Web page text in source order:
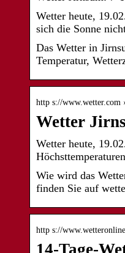
Wetter heute,
sich die Sonne
Das Wetter in
Temperatur,
http s://www.wetter.com
Wetter
Wetter heute,
Wie wird das
finden Sie auf
http s://